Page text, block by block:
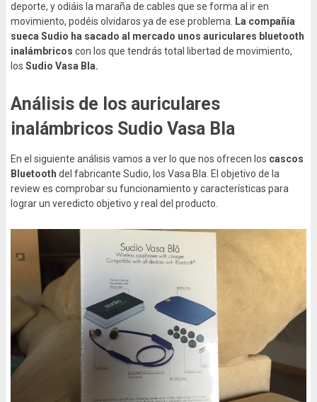
deporte, y odiáis la maraña de cables que se forma al ir en
movimiento, podéis olvidaros ya de ese problema. La compañía
sueca Sudio ha sacado al mercado unos auriculares bluetooth
inalámbricos con los que tendrás total libertad de movimiento,
los Sudio Vasa Bla.
Análisis de los auriculares
inalámbricos Sudio Vasa Bla
En el siguiente análisis vamos a ver lo que nos ofrecen los cascos
Bluetooth del fabricante Sudio, los Vasa Bla. El objetivo de la
review es comprobar su funcionamiento y características para
lograr un veredicto objetivo y real del producto.